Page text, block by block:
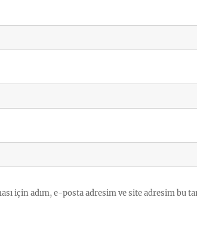
için adım, e-posta adresim ve site adresim bu